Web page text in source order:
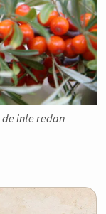
inte redan